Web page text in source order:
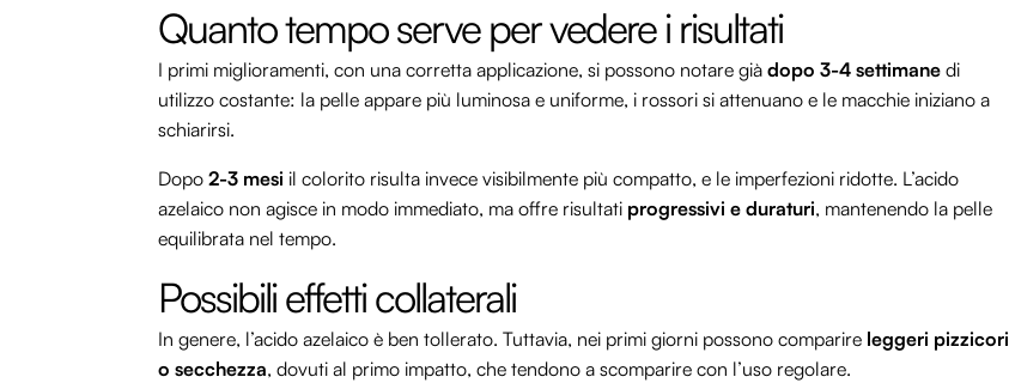
Quanto tempo serve per vedere i risultati
I primi miglioramenti, con una corretta applicazione, si possono notare già dopo 3-4 settimane di
utilizzo costante: la pelle appare più luminosa e uniforme, i rossori si attenuano e le macchie iniziano a
schiarirsi.
Dopo 2-3 mesi il colorito risulta invece visibilmente più compatto, e le imperfezioni ridotte. L’acido
azelaico non agisce in modo immediato, ma offre risultati progressivi e duraturi, mantenendo la pelle
equilibrata nel tempo.
Possibili effetti collaterali
In genere, l’acido azelaico è ben tollerato. Tuttavia, nei primi giorni possono comparire leggeri pizzicori
o secchezza, dovuti al primo impatto, che tendono a scomparire con l’uso regolare.